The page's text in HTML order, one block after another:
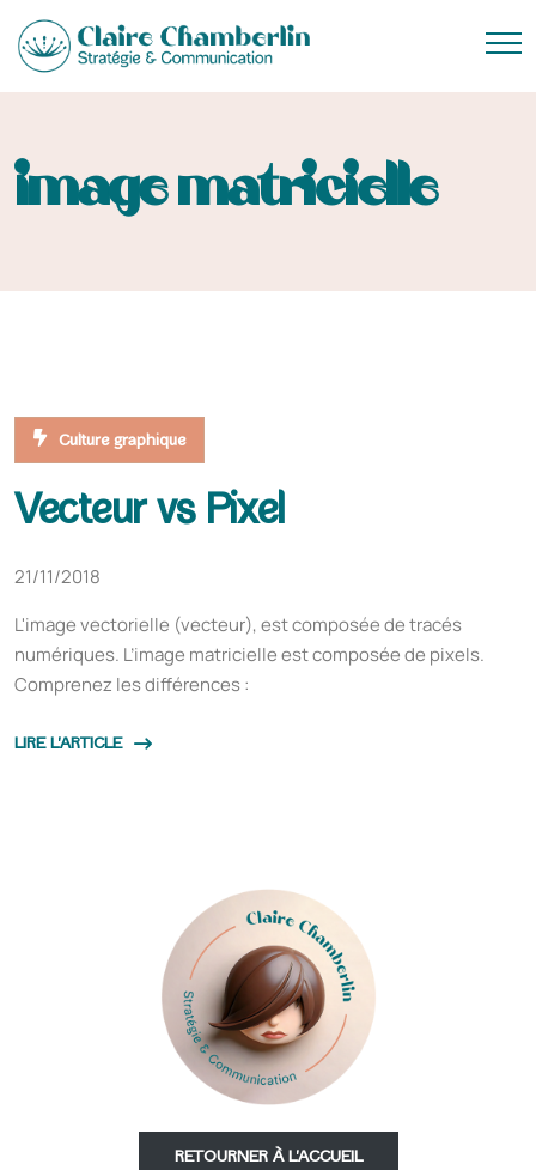
image matricielle
Culture graphique
Vecteur vs Pixel
21/11/2018
L'image vectorielle (vecteur), est composée de tracés
numériques. L’image matricielle est composée de pixels.
Comprenez les différences :
LIRE L'ARTICLE
RETOURNER À L'ACCUEIL